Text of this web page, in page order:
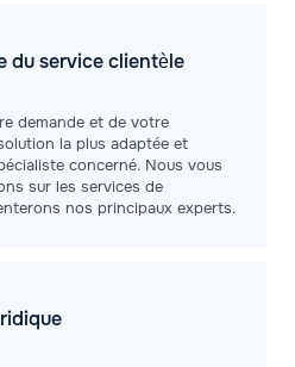
du service clientèle
demande et de votre
la plus adaptée et
concerné. Nous vous
sur les services de
nos principaux experts.